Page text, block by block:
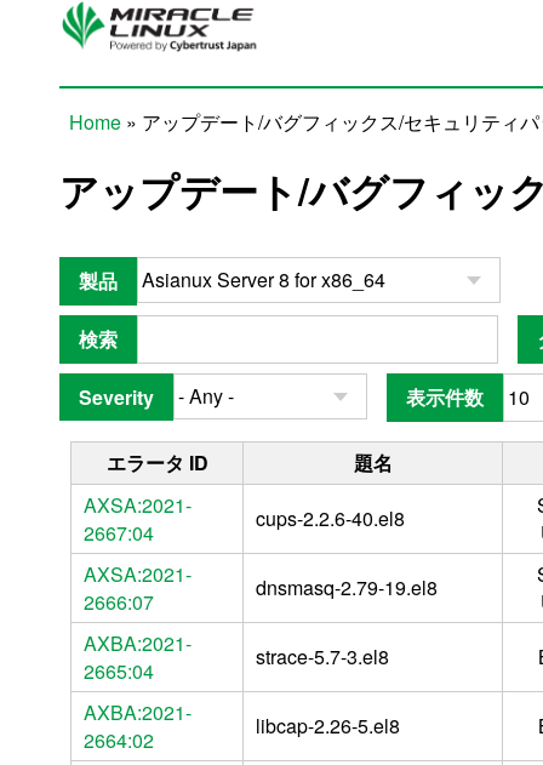
Skip to main content
Home » アップデート/バグフィックス/セキュリティ
アップデート/バグフィッ
製品
検索
Severity 表示件数
エラータ ID 題名
AXSA:2021-
2667:04
cups-2.2.6-40.el8
AXSA:2021-
2666:07
dnsmasq-2.79-19.el8
AXBA:2021-
2665:04
strace-5.7-3.el8
AXBA:2021-
2664:02
libcap-2.26-5.el8